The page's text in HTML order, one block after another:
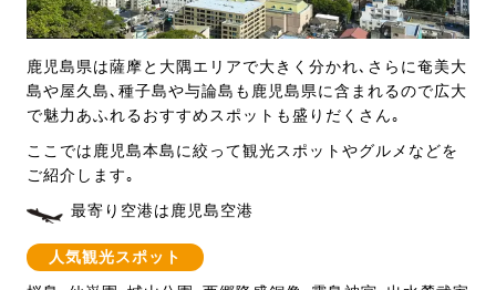
鹿児島県は薩摩と大隅エリアで大きく分かれ､さらに奄美大
島や屋久島､種子島や与論島も鹿児島県に含まれるので広大
で魅力あふれるおすすめスポットも盛りだくさん｡
ここでは鹿児島本島に絞って観光スポットやグルメなどを
ご紹介します｡
最寄り空港は鹿児島空港
人気観光スポット